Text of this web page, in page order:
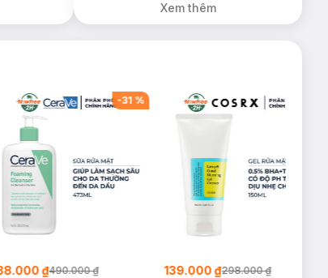
Xem thêm
-31 %
₫490.000 ₫ 139.000 ₫298.000 ₫